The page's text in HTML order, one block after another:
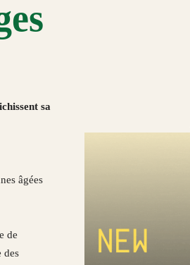
sa
âgées
de
des